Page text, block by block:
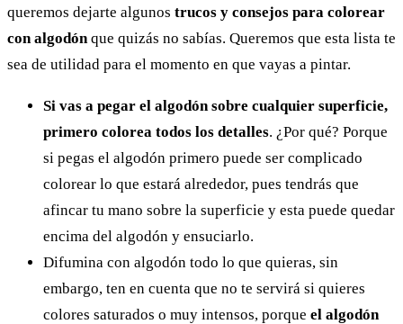
queremos dejarte algunos trucos y consejos para colorear
con algodón que quizás no sabías. Queremos que esta lista te
sea de utilidad para el momento en que vayas a pintar.
Si vas a pegar el algodón sobre cualquier superficie,
primero colorea todos los detalles. ¿Por qué? Porque
si pegas el algodón primero puede ser complicado
colorear lo que estará alrededor, pues tendrás que
afincar tu mano sobre la superficie y esta puede quedar
encima del algodón y ensuciarlo.
Difumina con algodón todo lo que quieras, sin
embargo, ten en cuenta que no te servirá si quieres
colores saturados o muy intensos, porque el algodón